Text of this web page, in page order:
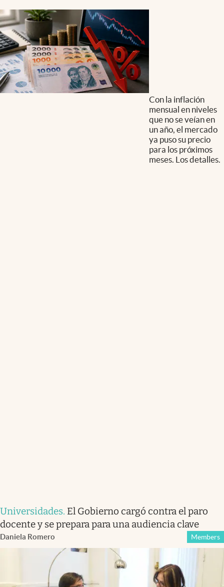
Con la inflación
mensual en niveles
que no se veían en
un año, el mercado
ya puso su precio
para los próximos
meses. Los detalles.
Universidades. El Gobierno cargó contra el paro
docente y se prepara para una audiencia clave
Daniela Romero Members